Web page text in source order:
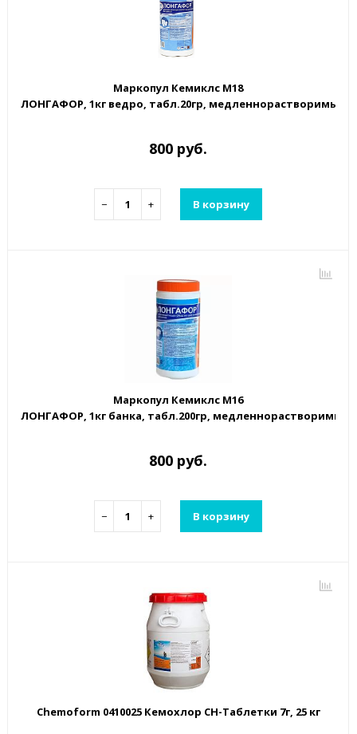
Маркопул Кемиклс М18
ЛОНГАФОР, 1кг ведро, табл.20гр, медленнорастворимый
800 руб.
− + В корзину
Маркопул Кемиклс М16
ЛОНГАФОР, 1кг банка, табл.200гр,
800 руб.
− + В корзину
Chemoform 0410025 Кемохлор СН-Таблетки 7г, 25 кг